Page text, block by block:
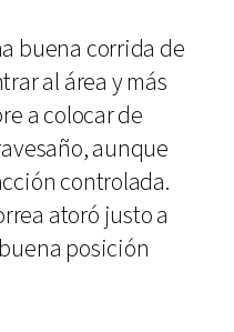
buena corrida de
al área y más
a colocar de
aunque
controlada.
atoró justo a
posición